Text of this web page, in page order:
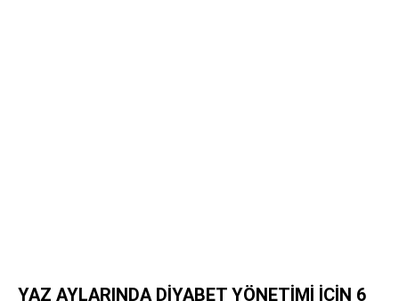
YAZ AYLARINDA DİYABET YÖNETİMİ İÇİN 6